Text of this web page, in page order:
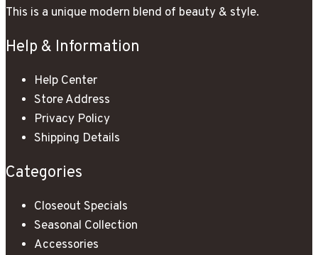
This is a unique modern blend of beauty & style.
Help & Information
Help Center
Store Address
Privacy Policy
Shipping Details
Categories
Closeout Specials
Seasonal Collection
Accessories